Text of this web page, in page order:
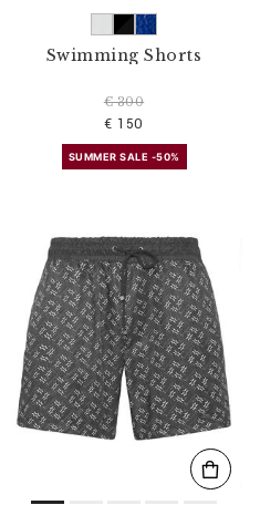
Swimming Shorts
€ 300
€ 150
SUMMER SALE -50%